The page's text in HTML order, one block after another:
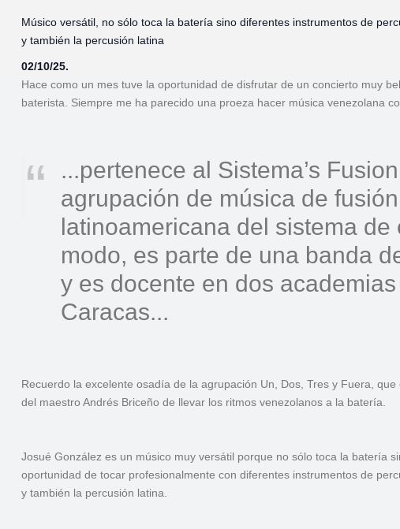
Músico versátil, no sólo toca la batería sino diferentes instrumentos de
y también la percusión latina
02/10/25.
Hace como un mes tuve la oportunidad de disfrutar de un concierto muy
baterista. Siempre me ha parecido una proeza hacer música venezolana
...pertenece al Sistema’s
agrupación de música de
latinoamericana del sistema de
modo, es parte de una banda
y es docente en dos
Caracas...
Recuerdo la excelente osadía de la agrupación Un, Dos, Tres y Fuera,
del maestro Andrés Briceño de llevar los ritmos venezolanos a la batería.
Josué González es un músico muy versátil porque no sólo toca la batería
oportunidad de tocar profesionalmente con diferentes instrumentos de
y también la percusión latina.